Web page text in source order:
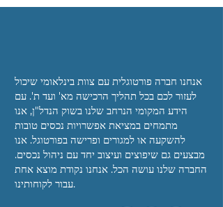
אנחנו חברה פורטוגלית עם צוות בינלאומי שיכול
לעזור לכם בכל תהליך הרכישה מא' ועד ת'. עם
הידע המקומי הנרחב שלנו בשוק הנדל"ן, אנו
מתמחים במציאת אפשרויות נכסים טובות
להשקעה או למגורים ופרישה בפורטוגל. אנו
מבצעים גם שיפוצים ועיצוב יחד עם ניהול נכסים.
החברה שלנו עושה הכל. אנחנו נקודת מוצא אחת
עבור לקוחותינו.